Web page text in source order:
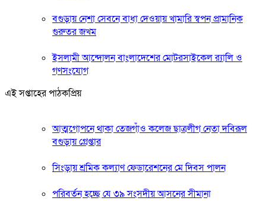
বগুড়ায় নেশা সেবনে বাধা দেওয়ায় খামারি স্বপন প্রামানিক
গুরুতর জখম
ইসলামী আন্দোলন বাংলাদেশের মোটরসাইকেল র‍্যালি ও
গণসংযোগ
এই সপ্তাহের পাঠকপ্রিয়
আত্মগোপনে থাকা তেজগাঁও কলেজ ছাত্রলীগ নেতা দবিরূল
বগুড়ায় গ্রেপ্তার
সিংড়ায় শ্রমিক কল্যাণ ফেডারেশনের মে দিবস পালন
পরিবর্তন হচ্ছে যে ৩৯ সংসদীয় আসনের সীমানা